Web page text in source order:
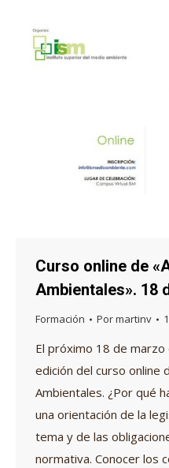
Curso online de
Ambientales». 18
Formación Pormartinv
El próximo 18 de marzo
edición del curso online
Ambientales. ¿Por qué
una orientación de la
tema y de las
normativa. Conocer los